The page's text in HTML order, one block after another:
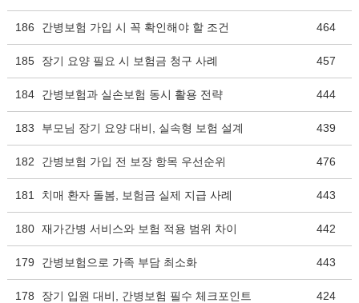
186 간병보험 가입 시 꼭 확인해야 할 조건 464
185 장기 요양 필요 시 보험금 청구 사례 457
184 간병보험과 실손보험 동시 활용 전략 444
183 부모님 장기 요양 대비, 실속형 보험 설계 439
182 간병보험 가입 전 보장 항목 우선순위 476
181 치매 환자 돌봄, 보험금 실제 지급 사례 443
180 재가간병 서비스와 보험 적용 범위 차이 442
179 간병보험으로 가족 부담 최소화 443
178 장기 입원 대비, 간병보험 필수 체크포인트 424